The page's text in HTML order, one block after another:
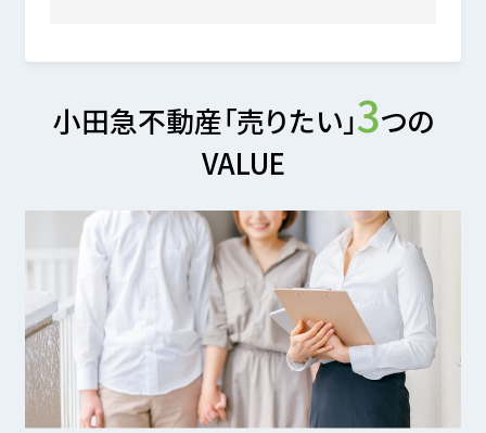
小田急不動産「売りたい」3つの
VALUE